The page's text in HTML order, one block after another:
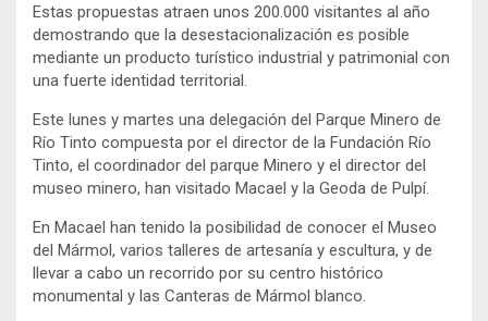
Estas propuestas atraen unos 200.000 visitantes al año
demostrando que la desestacionalización es posible
mediante un producto turístico industrial y patrimonial con
una fuerte identidad territorial.
Este lunes y martes una delegación del Parque Minero de
Río Tinto compuesta por el director de la Fundación Río
Tinto, el coordinador del parque Minero y el director del
museo minero, han visitado Macael y la Geoda de Pulpí.
En Macael han tenido la posibilidad de conocer el Museo
del Mármol, varios talleres de artesanía y escultura, y de
llevar a cabo un recorrido por su centro histórico
monumental y las Canteras de Mármol blanco.